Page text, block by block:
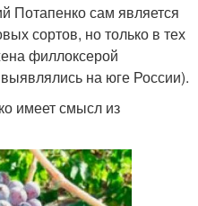
Потапенко сам является
сортов, но только в тех
филлоксерой
на юге России).
имеет смысл из